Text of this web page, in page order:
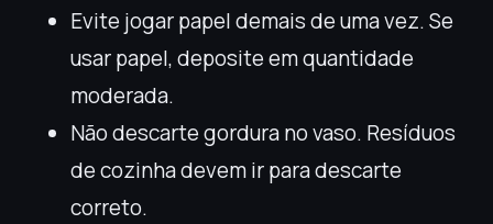
Evite jogar papel demais de uma vez. Se
usar papel, deposite em quantidade
moderada.
Não descarte gordura no vaso. Resíduos
de cozinha devem ir para descarte
correto.